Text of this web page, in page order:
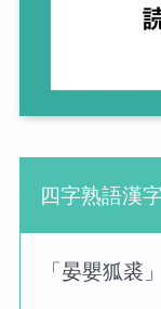
四字熟語漢
「晏嬰狐裘